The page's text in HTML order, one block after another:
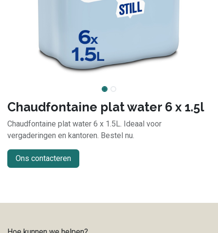
Chaudfontaine plat water 6 x 1.5l
Chaudfontaine plat water 6 x 1.5L. Ideaal voor
vergaderingen en kantoren. Bestel nu.
Ons contacteren